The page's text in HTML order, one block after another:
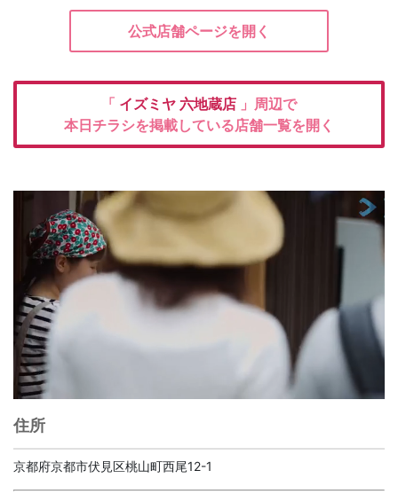
公式店舗ページを開く
「 イズミヤ 六地蔵店 」周辺で
本日チラシを掲載している店舗一覧を開く
住所
京都府京都市伏見区桃山町西尾12-1